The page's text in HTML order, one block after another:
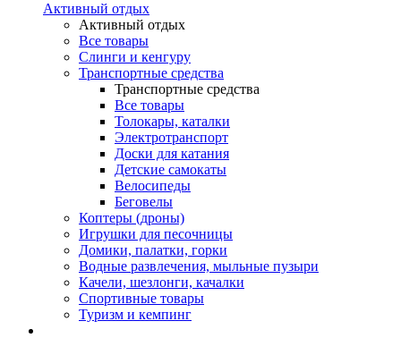
Активный отдых
Активный отдых
Все товары
Слинги и кенгуру
Транспортные средства
Транспортные средства
Все товары
Толокары, каталки
Электротранспорт
Доски для катания
Детские самокаты
Велосипеды
Беговелы
Коптеры (дроны)
Игрушки для песочницы
Домики, палатки, горки
Водные развлечения, мыльные пузыри
Качели, шезлонги, качалки
Спортивные товары
Туризм и кемпинг